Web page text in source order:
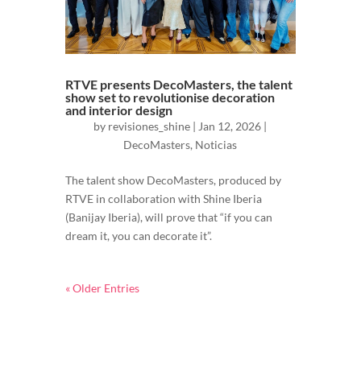
RTVE presents DecoMasters, the talent
show set to revolutionise decoration
and interior design
by revisiones_shine | Jan 12, 2026 |
DecoMasters, Noticias
The talent show DecoMasters, produced by
RTVE in collaboration with Shine Iberia
(Banijay Iberia), will prove that “if you can
dream it, you can decorate it”.
« Older Entries